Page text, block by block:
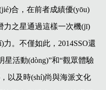
合，在前者成績優(yōu)
力之星通過這樣一次機(jī)
。不僅如此，2014SSO還
星活動(dòng)”和“觀眾體驗
，以及時(shí)尚與海派文化